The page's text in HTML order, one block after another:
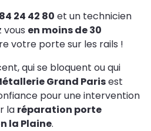
24 42 80 et un technicien
vous en moins de 30
votre porte sur les rails !
qui se bloquent ou qui
Grand Parisest
pour une intervention
la réparation porte
la Plaine.